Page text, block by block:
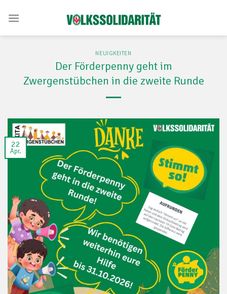
NEUIGKEITEN
Der Förderpenny geht im
Zwergenstübchen in die zweite Runde
22
Apr.